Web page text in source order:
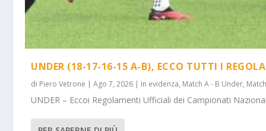
UNDER (18-17-16-15 A-B), ECCO TUTTI I
di Piero Vetrone |Ago 7, 2026 | In evidenza, Match A - B Under,
UNDER – Eccoi Regolamenti Ufficiali dei Campionati